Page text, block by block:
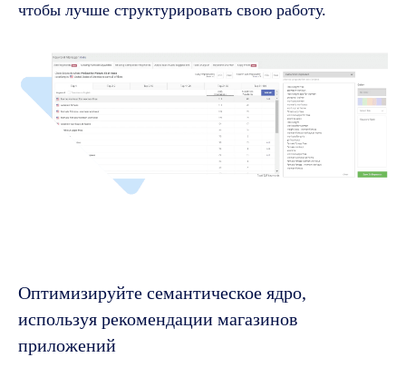
чтобы лучше структурировать свою работу.
Оптимизируйте семантическое ядро,
используя рекомендации магазинов
приложений